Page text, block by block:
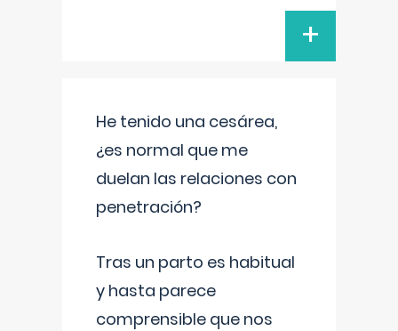
+
He tenido una cesárea,
¿es normal que me
duelan las relaciones con
penetración?
Tras un parto es habitual
y hasta parece
comprensible que nos